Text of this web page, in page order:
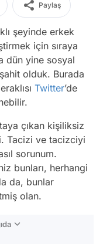
Paylaş
şeyinde erkek
için sıraya
dün yine sosyal
olduk. Burada
Twitter’de
çıkan kişiliksiz
Tacizi ve tacizciyi
sorunum.
bunları, herhangi
da, bunlar
olan.